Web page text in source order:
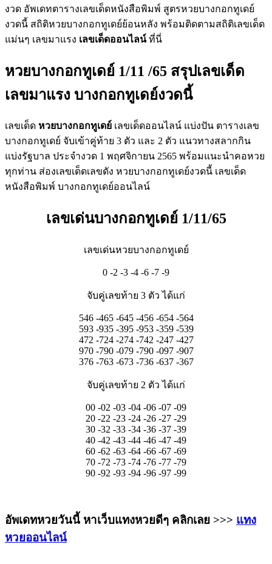
งวด อัพเดทตารางเลขเด็ดหนังสือพิมพ์ สูตรหวยบางกอกทูเดย์
งวดนี้ สถิติหวยบางกอกทูเดย์ย้อนหลัง พร้อมติดตามสถิติเลขเด็ด
แม่นๆ เลขมาแรง เลขเด็ดออนไลน์ที่นี่
หวยบางกอกทูเดย์ 1/11 /65 สรุปเลขเด็ด
เลขมาแรง บางกอกทูเดย์งวดนี้
เลขเด็ด หวยบางกอกทูเดย์ เลขเด็ดออนไลน์ แบ่งปัน ตารางเลข
บางกอกทูเดย์ จับเข้าคู่ท้าย 3 ตัว และ 2 ตัว แนวทางสลากกิน
แบ่งรัฐบาล ประจำงวด 1 พฤศจิกายน 2565 พร้อมแนะนำคอหวย
ทุกท่าน ส่องเลขเด็ดเลขดัง หวยบางกอกทูเดย์งวดนี้ เลขเด็ด
หนังสือพิมพ์ บางกอกทูเดย์ออนไลน์
เลขเด่นบางกอกทูเดย์ 1/11/65
เลขเด่นหวยบางกอกทูเดย์
0 -2 -3 -4 -6 -7 -9
จับคู่เลขท้าย 3 ตัว ได้แก่
546 -465 -645 -456 -654 -564
593 -935 -395 -953 -359 -539
472 -724 -274 -742 -247 -427
970 -790 -079 -790 -097 -907
376 -763 -673 -736 -637 -367
จับคู่เลขท้าย 2 ตัว ได้แก่
00 -02 -03 -04 -06 -07 -09
20 -22 -23 -24 -26 -27 -29
30 -32 -33 -34 -36 -37 -39
40 -42 -43 -44 -46 -47 -49
60 -62 -63 -64 -66 -67 -69
70 -72 -73 -74 -76 -77 -79
90 -92 -93 -94 -96 -97 -99
อัพเดทหวยวันนี้ หาเว็บแทงหวยดีๆ คลิกเลย >>> แทง
หวยออนไลน์